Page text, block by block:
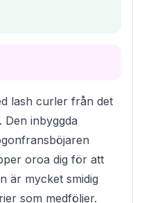
lash curler från det
Den inbyggda
oroa dig för att
är mycket smidig
som medföljer.